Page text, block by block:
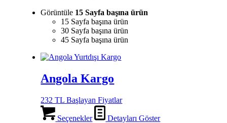
Görüntüle 15 Sayfa başına ürün
15 Sayfa başına ürün
30 Sayfa başına ürün
45 Sayfa başına ürün
Angola Kargo
232 TL Başlayan Fiyatlar
Seçenekler Detayları Göster